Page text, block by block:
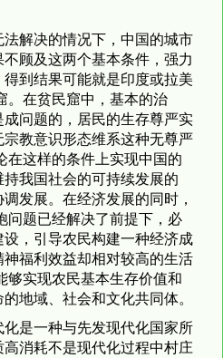
解决的情况下，中国的城市
顾及这两个基本条件，强力
到结果可能就是印度或拉美
。在贫民窟中，基本的治
问题的，居民的生存尊严实
教意识形态维系这种无尊严
在这样的条件上实现中国的
我国社会的可持续发展的
发展。在经济发展的同时，
问题已经解决了前提下，必
，引导农民构建一种经济成
福利效益却相对较高的生活
够实现农民基本生存价值和
地域、社会和文化共同体。
是一种与先发现代化国家所
消耗不是现代化过程中村庄